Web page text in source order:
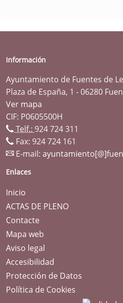
Información
Ayuntamiento de Fuentes de
Plaza de España, 1 - 06280
Ver mapa
CIF: P0605500H
Telf.: 924 724 311
Fax: 924 724 161
E-mail:
Enlaces
Inicio
ACTAS DE PLENO
Contacte
Mapa web
Aviso legal
Accesibilidad
Protección de Datos
Política de Cookies